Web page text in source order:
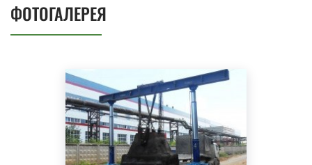
ФОТОГАЛЕРЕЯ